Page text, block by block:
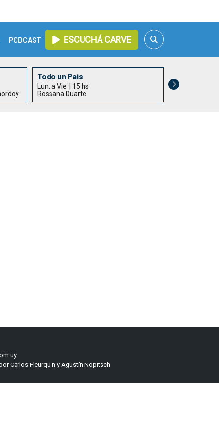
PODCAST ESCUCHÁ CARVE
Todo un País
Lun. a Vie. | 15 hs
Rossana Duarte
Lun. a Vie. | 17
Carlos Fleurquin y Agustín Nopitsch